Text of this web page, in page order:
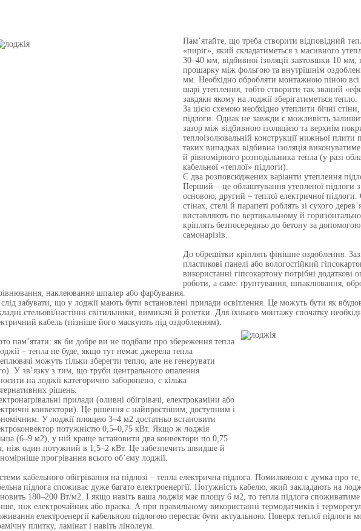
Пам’ятайте, що треба створити відповідний
«пиріг», який складатиметься з масивного
30–40 мм, відбивної ізоляції завтовшки 10 мм,
прошарку між фольгою та внутрішнім
мм. Необхідно обробляти монтажною піною
шарі утеплення, тобто створити так званий
завдяки якому на лоджії зберігатиметься тепло.
За цією схемою необхідно утеплити бічні стіни,
підлоги. Однак не завжди є можливість
зазор між відбивною ізоляцією та верхнім
теплоізолювальній конструкції нижньої плити
таких випадках відбивна ізоляція виконуватиме
й рівномірного розподільника тепла (у разі
кабельної «теплої» підлоги).
Є два розповсюджених варіанти утеплення
Перший – це облаштування утепленої підлоги
основою; другий – теплої електричної
стінах, стелі й парапеті роблять зі сухого
виставляють по вертикальному й
кріплять безпосередньо до бетону за
самонарізів.
До обрешітки кріплять фінішне оздоблення.
пластикові панелі або вологостійкий
використанні гіпсокартону потрібні додаткові
роботи, а саме: ґрунтування, шпаклювання,
наклеювання шпалер або фарбування.
забувати, що у лоджії мають бути встановлені прилади освітлення. Це можуть бути як
стельові/настінні світильники, вимикачі й розетки. Для їхнього монтажу спочатку
кабель (пізніше його маскують під оздобленням).
пам’ятати: як би добре ви не подбали про збереження тепла
– тепла не буде, якщо тут немає джерела тепла
можуть тільки зберегти тепло, але не генерувати
У зв’язку з тим, що труби центрального опалення
на лоджії категорично заборонено, є кілька
рішень.
прилади (оливні обігрівачі, електрокаміни або
конвектори). Це рішення є найпростішим, доступним і
У лоджії площею 3–4 м2 достатньо встановити
потужністю 0,5–0,75 кВт. Якщо ж лоджія
(6–9 м2), у ній краще встановити два конвектори по 0,75
ніж один потужний в 1,5–2 кВт. Це забезпечить швидше й
прогрівання всього об’єму лоджії.
кабельного обігрівання на підлозі – тепла електрична підлога. Помилковою є думка про
підлога споживає дуже багато електроенергії. Потужність кабелю, який закладають на
180–200 Вт/м2. І якщо навіть ваша лоджія має площу 6 м2, то тепла підлога споживатиме
ніж електрочайник або праска. А при правильному використанні термодатчиків і
електроенергії кабельною підлогою перестає бути актуальною. Поверх теплої підлоги
плитку, ламінат і навіть лінолеум.